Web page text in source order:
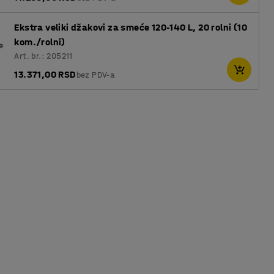
Ekstra veliki džakovi za smeće 120-140 L, 20 rolni (10
kom./rolni)
Art. br.: 205211
13.371,00 RSDbez PDV-a